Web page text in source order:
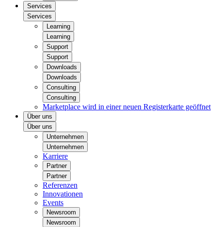
Services
Services
Learning
Learning
Support
Support
Downloads
Downloads
Consulting
Consulting
Marketplace wird in einer neuen Registerkarte geöffnet
Über uns
Über uns
Unternehmen
Unternehmen
Karriere
Partner
Partner
Referenzen
Innovationen
Events
Newsroom
Newsroom